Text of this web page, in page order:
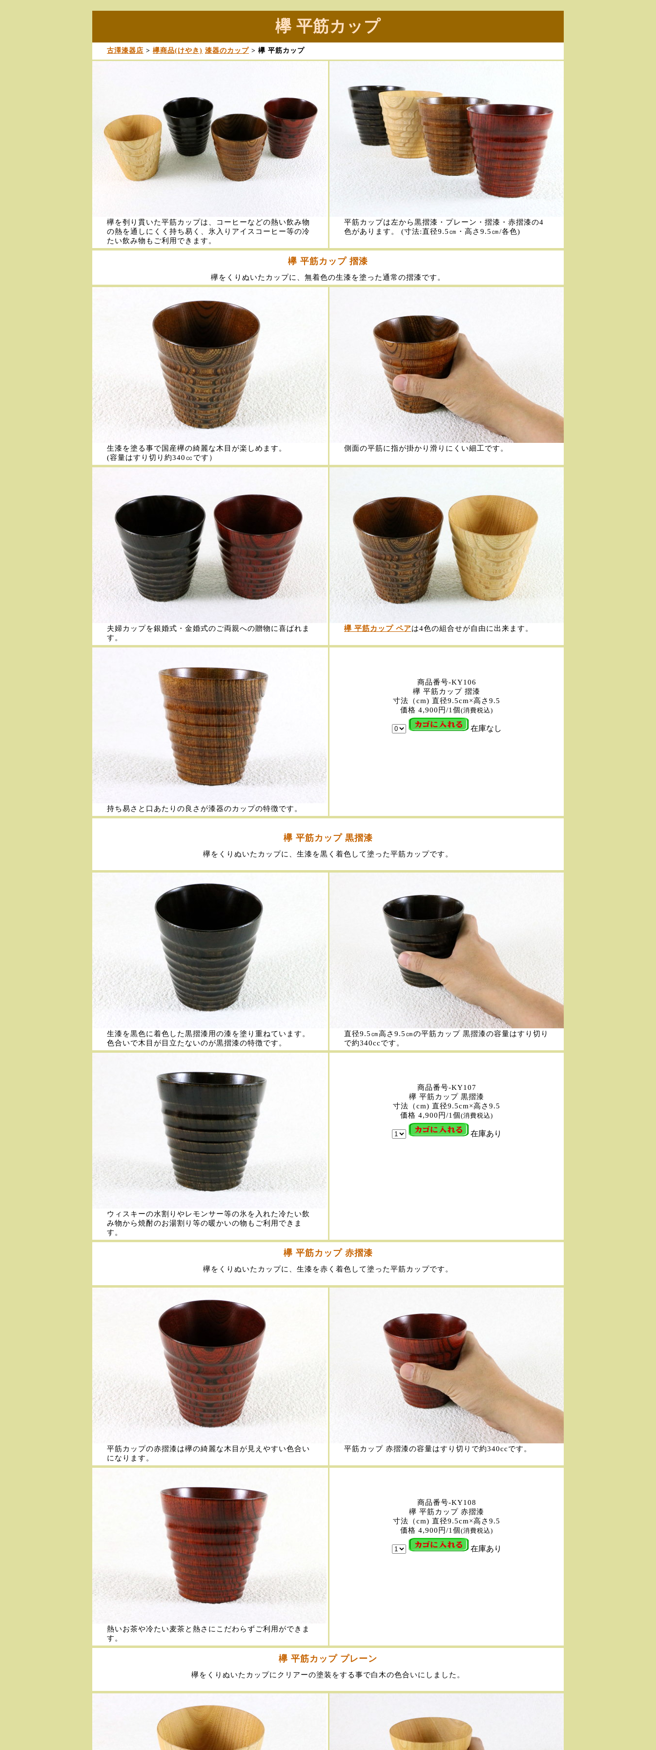
欅 平筋カップ
古澤漆器店 > 欅商品(けやき) 漆器のカップ > 欅 平筋カップ
欅を刳り貫いた平筋カップは、コーヒーなどの熱い飲み物
の熱を通しにくく持ち易く、氷入りアイスコーヒー等の冷
たい飲み物もご利用できます。
平筋カップは左から黒摺漆・プレーン・摺漆・赤摺漆の4
色があります。 (寸法:直径9.5㎝・高さ9.5㎝/各色)
欅 平筋カップ 摺漆
欅をくりぬいたカップに、無着色の生漆を塗った通常の摺漆です。
生漆を塗る事で国産欅の綺麗な木目が楽しめます。
(容量はすり切り約340㏄です）
側面の平筋に指が掛かり滑りにくい細工です。
夫婦カップを銀婚式・金婚式のご両親への贈物に喜ばれま
す。
欅 平筋カップ ペアは4色の組合せが自由に出来ます。
持ち易さと口あたりの良さが漆器のカップの特徴です。
商品番号-KY106
欅 平筋カップ 摺漆
寸法（cm) 直径9.5cm×高さ9.5
価格 4,900円/1個 (消費税込)
在庫なし
欅 平筋カップ 黒摺漆
欅をくりぬいたカップに、生漆を黒く着色して塗った平筋カップです。
生漆を黒色に着色した黒摺漆用の漆を塗り重ねています。
色合いで木目が目立たないのが黒摺漆の特徴です。
直径9.5㎝高さ9.5㎝の平筋カップ 黒摺漆の容量はすり切り
で約340ccです。
ウィスキーの水割りやレモンサー等の氷を入れた冷たい飲
み物から焼酎のお湯割り等の暖かいの物もご利用できま
す。
商品番号-KY107
欅 平筋カップ 黒摺漆
寸法（cm) 直径9.5cm×高さ9.5
価格 4,900円/1個 (消費税込)
在庫あり
欅 平筋カップ 赤摺漆
欅をくりぬいたカップに、生漆を赤く着色して塗った平筋カップです。
平筋カップの赤摺漆は欅の綺麗な木目が見えやすい色合い
になります。
平筋カップ 赤摺漆の容量はすり切りで約340ccです。
熱いお茶や冷たい麦茶と熱さにこだわらずご利用ができま
す。
商品番号-KY108
欅 平筋カップ 赤摺漆
寸法（cm) 直径9.5cm×高さ9.5
価格 4,900円/1個 (消費税込)
在庫あり
欅 平筋カップ プレーン
欅をくりぬいたカップにクリアーの塗装をする事で白木の色合いにしました。